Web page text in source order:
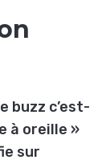
buzz c’est-
à oreille »
sur